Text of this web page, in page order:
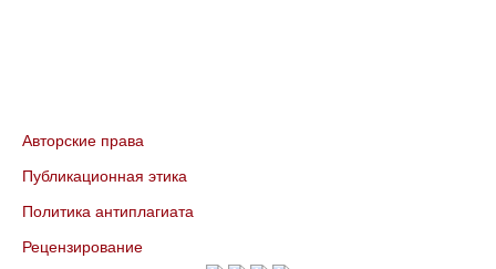
Авторские права
Публикационная этика
Политика антиплагиата
Рецензирование